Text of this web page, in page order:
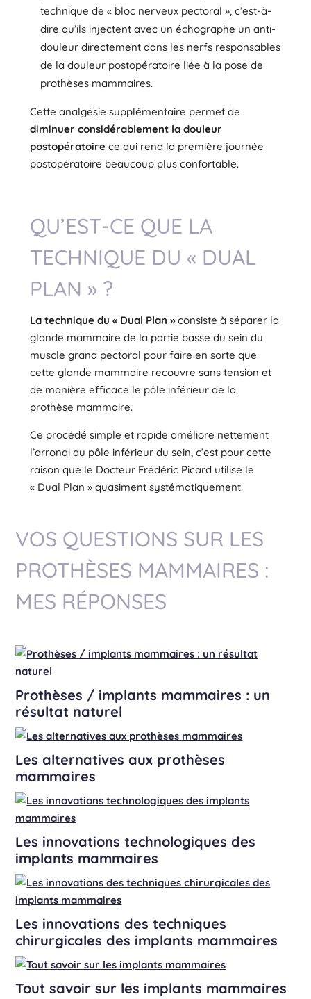
technique de « bloc nerveux pectoral », c’est-à-
dire qu’ils injectent avec un échographe un anti-
douleur directement dans les nerfs responsables
de la douleur postopératoire liée à la pose de
prothèses mammaires.
Cette analgésie supplémentaire permet de
diminuer considérablement la douleur
postopératoirece qui rend la première journée
postopératoire beaucoup plus confortable.
QU’EST-CE QUE LA
TECHNIQUE DU « DUAL
PLAN » ?
La technique du « Dual Plan »consiste à séparer la
glande mammaire de la partie basse du sein du
muscle grand pectoral pour faire en sorte que
cette glande mammaire recouvre sans tension et
de manière efficace le pôle inférieur de la
prothèse mammaire.
Ce procédé simple et rapide améliore nettement
l’arrondi du pôle inférieur du sein, c’est pour cette
raison que le Docteur Frédéric Picard utilise le
« Dual Plan » quasiment systématiquement.
VOS QUESTIONS SUR LES
PROTHÈSES MAMMAIRES :
MES RÉPONSES
Prothèses / implants mammaires : un
résultat naturel
Les alternatives aux prothèses
mammaires
Les innovations technologiques des
implants mammaires
Les innovations des techniques
chirurgicales des implants mammaires
Tout savoir sur les implants mammaires